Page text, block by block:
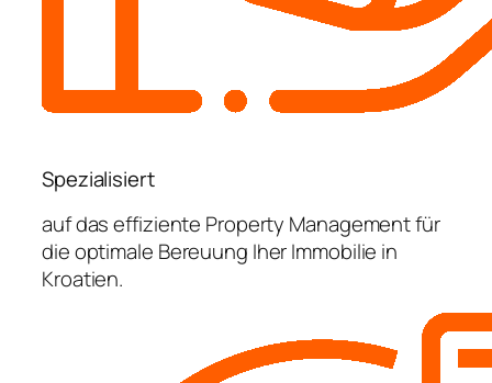
Spezialisiert
auf das effiziente Property Management für
die optimale Bereuung Iher Immobilie in
Kroatien.